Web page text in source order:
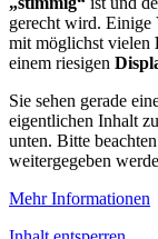
gerecht wird. Einige
mit möglichst vielen
einem riesigen
Sie sehen gerade
eigentlichen Inhalt
unten. Bitte
weitergegeben
Mehr Informationen